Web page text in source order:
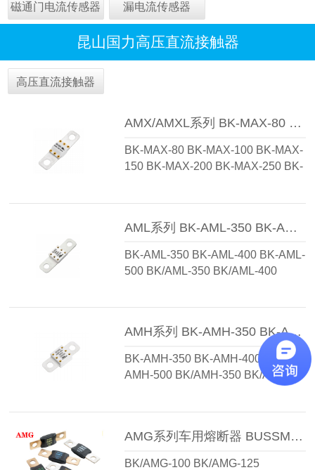
磁通门电流传感器 漏电流传感器
昆山国力高压直流接触器
高压直流接触器
AMX/AMXL系列 BK-MAX-80 BK-MAX-100 BK-MAX-150 BK-MAX-200 BK-MAX-250 BK-MAX-300 BK-MAX-350 BK-MAXL-80 BK-MAXL-100 BK-MAXL-150 BK-MAXL-200 BK-MAXL-250 BK-MAXL-300 BK-MAXL-350 BK/MAX-80 BK/MAX-100 BK/MAX-150 BK/MAX-200 BK/MAX-250 BK/MAX-300 BK/MAX-350 BK/MAXL-80 BK/MAXL-100 BK/MAXL-150 BK/MAXL-200 BK/MAXL-250 BK/MAXL-300 BK/MAXL-350 BK-MAX-50 BK-MAX-60 BK-MAXL-50 BK-MAXL-60
BK-MAX-80 BK-MAX-100 BK-MAX-
150 BK-MAX-200 BK-MAX-250 BK-
MAXL-300 BK-MAXL-350 BK/MAX-
BK/MAXL-150 BK/MAXL-200
BK/MAXL-250 BK/MAXL-300
BK/MAXL-350 BK-MAX-50 BK-
MAX-60 BK-MAXL-50 BK-MAXL-
60...
AML系列 BK-AML-350 BK-AML-400 BK-AML-500 BK/AML-350 BK/AML-400 BK/AML-500
BK-AML-350 BK-AML-400 BK-AML-
500 BK/AML-350 BK/AML-400
AMH系列 BK-AMH-350 BK-AMH-400 BK-AMH-500 BK/AMH-350 BK/AMH-400 BK/AMH-500 BK-AMH-100 BK-AMH-150 BK-AMH-200 BK-AMH-250 BK-AMH-300 BK/AMH-100 BK/AMH-150 BK/AMH-200 BK/AMH-250 BK/AMH-300
BK-AMH-350 BK-AMH-400 BK-
AMH-500 BK/AMH-350 BK/AMH-
BK/AMH-150 BK/AMH-200
AMG系列车用熔断器 BUSSMANN BK/AMG-200 BK/AMG-175 BK/AMG-250 BK/AMG-225 BK/AMG-400 BK/AMG-300 BK/AMG-500 BK/AMG-125 BK/AMG-100 BK/AMG-150
BK/AMG-100 BK/AMG-125